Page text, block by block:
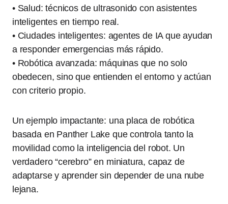
• Salud: técnicos de ultrasonido con asistentes
inteligentes en tiempo real.
• Ciudades inteligentes: agentes de IA que ayudan
a responder emergencias más rápido.
• Robótica avanzada: máquinas que no solo
obedecen, sino que entienden el entorno y actúan
con criterio propio.
Un ejemplo impactante: una placa de robótica
basada en Panther Lake que controla tanto la
movilidad como la inteligencia del robot. Un
verdadero “cerebro” en miniatura, capaz de
adaptarse y aprender sin depender de una nube
lejana.